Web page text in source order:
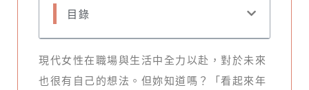
目錄
現代女性在職場與生活中全力以赴，對於未來
也很有自己的想法。但妳知道嗎？「看起來年